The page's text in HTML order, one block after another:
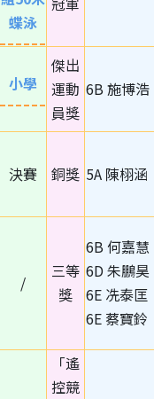
蝶泳
小學
傑出
運動
員獎
6B 施博浩
決賽 銅獎 5A 陳栩涵
/
三等
獎
6B 何嘉慧
6D 朱鵬昊
6E 冼泰匡
6E 蔡寶鈴
「遙
控競